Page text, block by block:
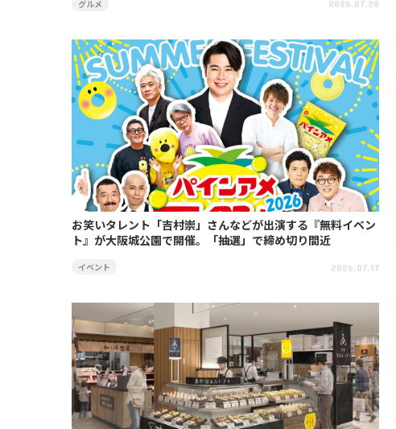
グルメ 2026.07.28
お笑いタレント「吉村崇」さんなどが出演する『無料イベン
ト』が大阪城公園で開催。「抽選」で締め切り間近
イベント 2026.07.17